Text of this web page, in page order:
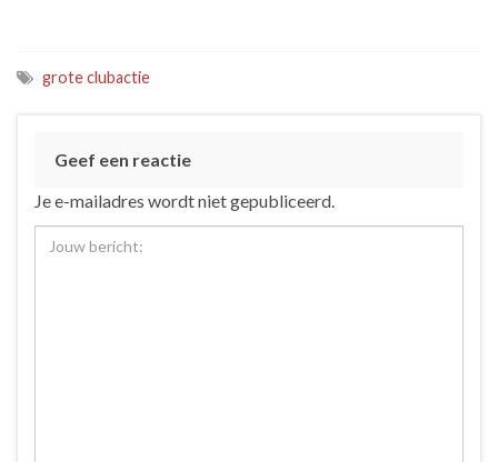
grote clubactie
Geef een reactie
Je e-mailadres wordt niet gepubliceerd.